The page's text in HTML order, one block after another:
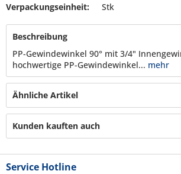
Verpackungseinheit:
Stk
Beschreibung
PP-Gewindewinkel 90° mit 3/4"
hochwertige PP-Gewindewinkel... mehr
Ähnliche Artikel
Kunden kauften auch
Service Hotline